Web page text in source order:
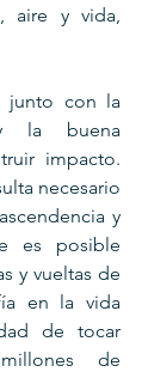
aire y vida,
junto con la
la buena
impacto.
necesario
y
es posible
y vueltas de
en la vida
de tocar
de